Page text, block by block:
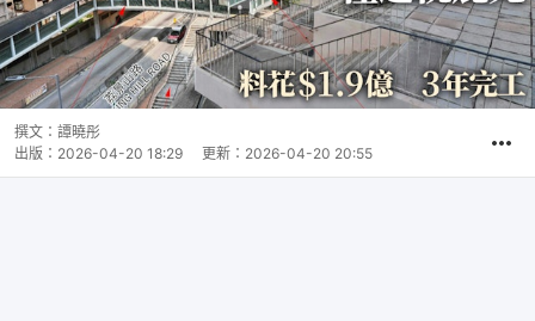
撰文： 譚曉彤
出版： 2026-04-20 18:29 更新： 2026-04-20 20:55